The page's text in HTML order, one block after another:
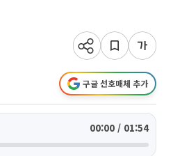
구글 선호매체 추가
00:00 / 01:54